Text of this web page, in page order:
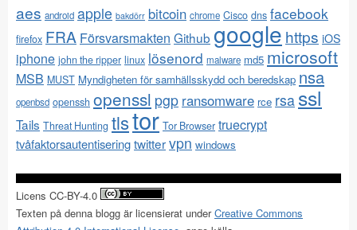
aes android apple bakdörr bitcoin chrome Cisco dns facebook
firefox FRA Försvarsmakten Github google https iOS
iphone john the ripper linux lösenord malware md5 microsoft
MSB MUST Myndigheten för samhällsskydd och beredskap nsa
openbsd openssh openssl pgp ransomware rce rsa ssl
Tails Threat Hunting tlstor Tor Browser truecrypt
tvåfaktorsautentiseringtwittervpn windows
Licens CC-BY-4.0
Texten på denna blogg är licensierat underCreative Commons